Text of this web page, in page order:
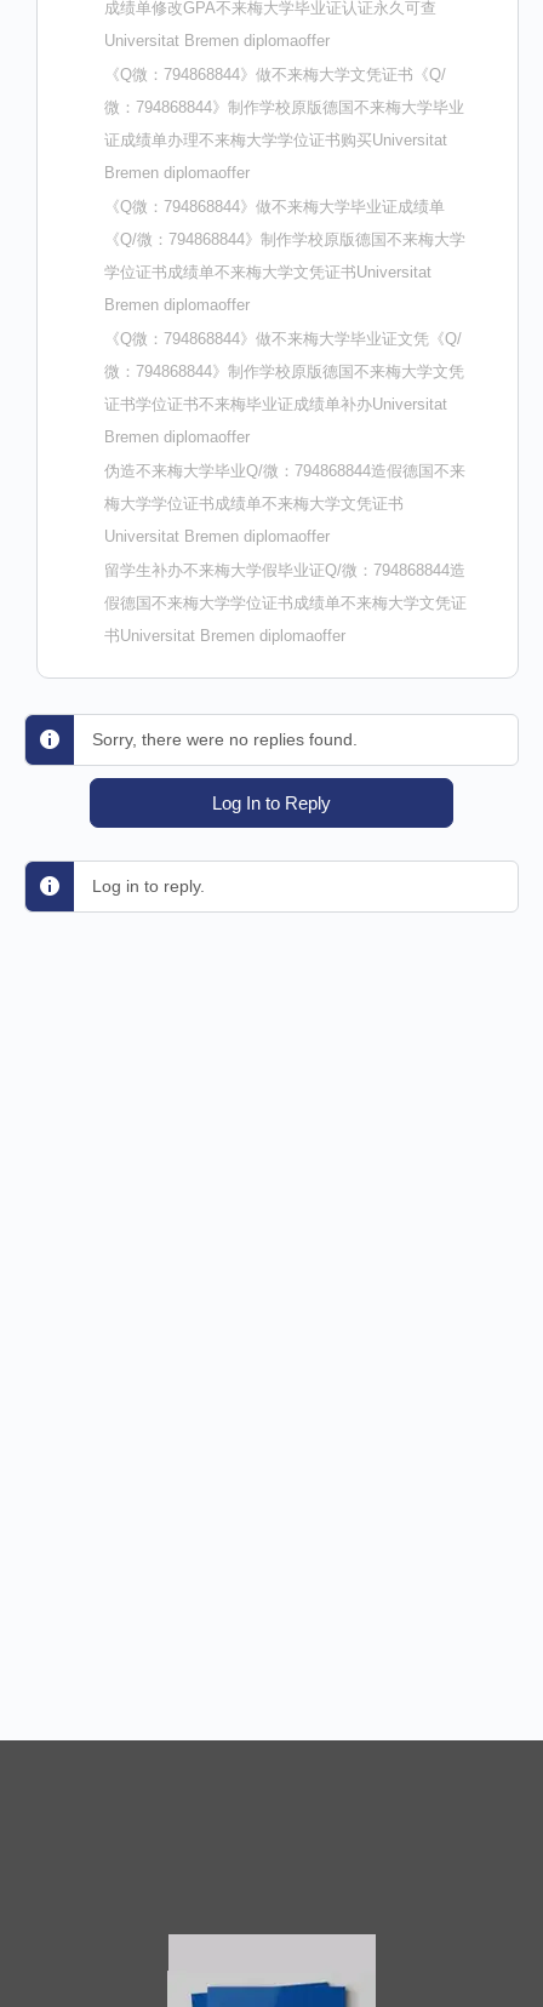
成绩单修改GPA不来梅大学毕业证认证永久可查
Universitat Bremen diplomaoffer
《Q微：794868844》做不来梅大学文凭证书《Q/
微：794868844》制作学校原版德国不来梅大学毕业
证成绩单办理不来梅大学学位证书购买Universitat
Bremen diplomaoffer
《Q微：794868844》做不来梅大学毕业证成绩单
《Q/微：794868844》制作学校原版德国不来梅大学
学位证书成绩单不来梅大学文凭证书Universitat
Bremen diplomaoffer
《Q微：794868844》做不来梅大学毕业证文凭《Q/
微：794868844》制作学校原版德国不来梅大学文凭
证书学位证书不来梅毕业证成绩单补办Universitat
Bremen diplomaoffer
伪造不来梅大学毕业Q/微：794868844造假德国不来
梅大学学位证书成绩单不来梅大学文凭证书
Universitat Bremen diplomaoffer
留学生补办不来梅大学假毕业证Q/微：794868844造
假德国不来梅大学学位证书成绩单不来梅大学文凭证
书Universitat Bremen diplomaoffer
Sorry, there were no replies found.
Log In to Reply
Log in to reply.